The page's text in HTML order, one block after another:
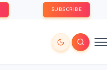
SUBSCRIBE